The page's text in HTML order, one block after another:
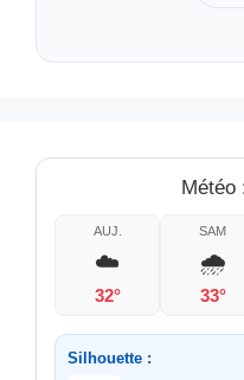
Météo
AUJ.
☁️
32°
SAM
🌧️
33°
Silhouette :